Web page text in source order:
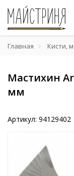
Главная Кисти,
Мастихин
мм
Артикул: 94129402